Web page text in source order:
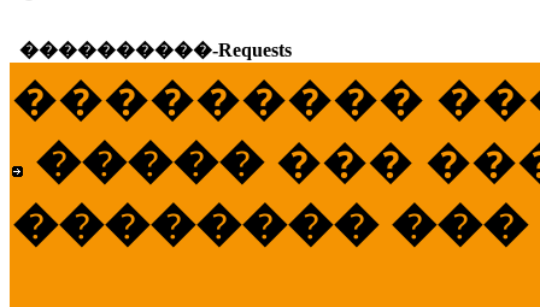
����������-Requests
���������
����� ���
�������� ���